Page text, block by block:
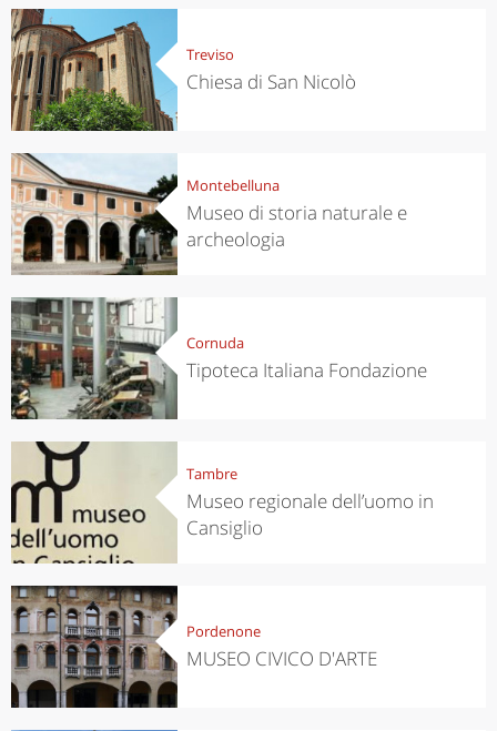
Treviso
Chiesa di San Nicolò
Montebelluna
Museo di storia naturale e
archeologia
Cornuda
Tipoteca Italiana Fondazione
Tambre
Museo regionale dell’uomo in
Cansiglio
Pordenone
MUSEO CIVICO D'ARTE